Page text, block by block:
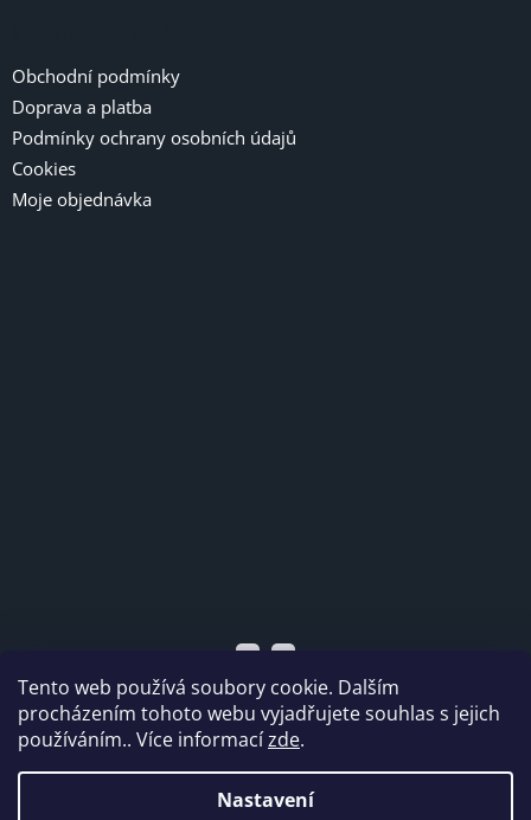
Tento web používá soubory cookie. Dalším
procházením tohoto webu vyjadřujete souhlas s jejich
používáním.. Více informacízde.
Nastavení
Obchodní podmínky
Doprava a platba
Podmínky ochrany osobních údajů
Cookies
Moje objednávka
Vytvořil Shoptet